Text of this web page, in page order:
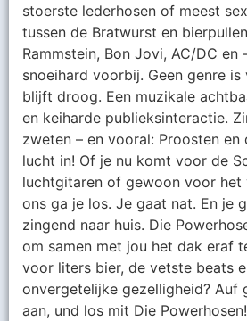
stoerste lederhosen of meest
tussen de Bratwurst en
Rammstein, Bon Jovi, AC/DC en
snoeihard voorbij. Geen genre
blijft droog. Een muzikale
en keiharde publieksinteractie.
zweten – en vooral: Proosten en
lucht in! Of je nu komt voor de
luchtgitaren of gewoon voor het
ons ga je los. Je gaat nat. En je
zingend naar huis. Die
om samen met jou het dak eraf
voor liters bier, de vetste beats
onvergetelijke gezelligheid? Auf
aan, und los mit Die Powerhosen!